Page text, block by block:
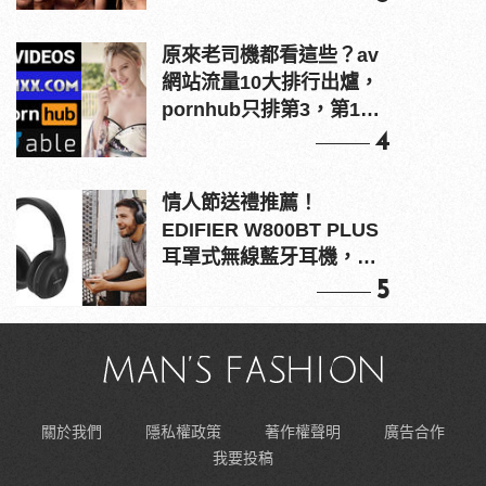
原來老司機都看這些？av
網站流量10大排行出爐，
pornhub只排第3，第1名
4
情人節送禮推薦！
EDIFIER W800BT PLUS
耳罩式無線藍牙耳機，在
5
關於我們 隱私權政策 著作權聲明
廣告合作
我要投稿